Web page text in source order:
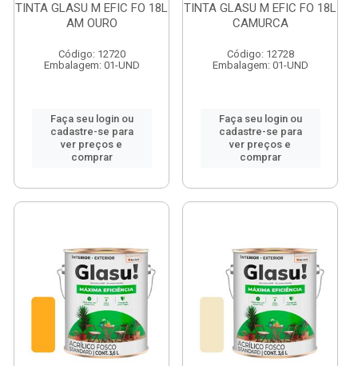
TINTA GLASU M EFIC FO 18L
AM OURO
Código: 12720
Embalagem: 01-UND
Faça seu login ou
cadastre-se para
ver preços e
comprar
TINTA GLASU M EFIC FO 18L
CAMURCA
Código: 12728
Embalagem: 01-UND
Faça seu login ou
cadastre-se para
ver preços e
comprar